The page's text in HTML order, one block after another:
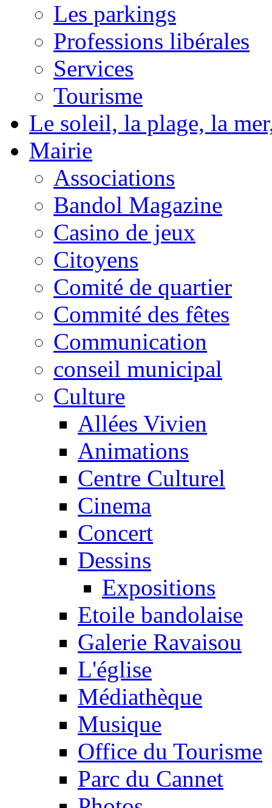
Les parkings
Professions libérales
Services
Tourisme
Le soleil, la plage, la
Mairie
Associations
Bandol Magazine
Casino de jeux
Citoyens
Comité de quartier
Commité des fêtes
Communication
conseil municipal
Culture
Allées Vivien
Animations
Centre Culturel
Cinema
Concert
Dessins
Expositions
Etoile bandolaise
Galerie Ravaisou
L'église
Médiathèque
Musique
Office du Tourisme
Parc du Cannet